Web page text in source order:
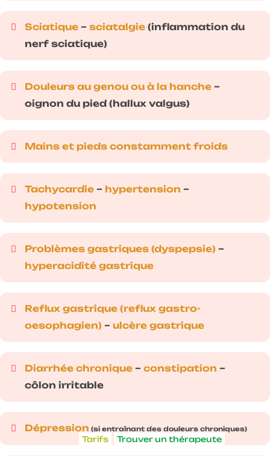
Sciatique – sciatalgie (inflammation du
nerf sciatique)
Douleurs au genou ou à la hanche –
oignon du pied (hallux valgus)
Mains et pieds constamment froids
Tachycardie – hypertension –
hypotension
Problèmes gastriques (dyspepsie) –
hyperacidité gastrique
Reflux gastrique (reflux gastro-
oesophagien) – ulcère gastrique
Diarrhée chronique – constipation –
côlon irritable
Dépression (si entraînant des douleurs chroniques)
Tarifs Trouver un thérapeute